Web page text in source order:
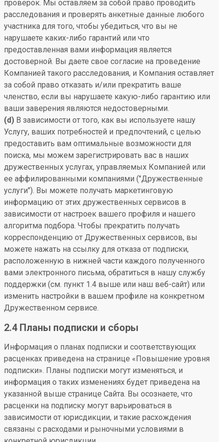
проверок. Мы оставляем за собой право проводить
расследования и проверять анкетные данные любого
участника для того, чтобы убедиться, что вы не
нарушаете каких-либо гарантий или что
предоставленная вами информация является
достоверной. Вы даете свое согласие на проведение
Компанией такого расследования, и Компания оставляет
за собой право отказать и/или прекратить ваше
членство, если вы нарушаете какую-либо гарантию или
ваши заверения являются недостоверными.
(d) В зависимости от того, как вы используете нашу
Услугу, ваших потребностей и предпочтений, с целью
предоставить вам оптимальные возможности для
поиска, мы можем зарегистрировать вас в наших
дружественных услугах, управляемых Компанией или
ее аффилированными компаниями ("Дружественные
услуги"). Вы можете получать маркетинговую
информацию от этих дружественных сервисов в
зависимости от настроек вашего профиля и нашего
алгоритма подбора. Чтобы прекратить получать
корреспонденцию от Дружественных сервисов, вы
можете нажать на ссылку для отказа от подписки,
расположенную в нижней части каждого полученного
вами электронного письма, обратиться в нашу службу
поддержки (см. пункт 1.4 выше или наш веб-сайт) или
изменить настройки в вашем профиле на конкретном
Дружественном сервисе.
2.4 Планы подписки и сборы
Информация о планах подписки и соответствующих
расценках приведена на странице «Повышение уровня
подписки». Планы подписки могут изменяться, и
информация о таких изменениях будет приведена на
указанной выше странице Сайта. Вы осознаете, что
расценки на подписку могут варьироваться в
зависимости от юрисдикции, и такие расхождения
связаны с расходами и рыночными условиями в